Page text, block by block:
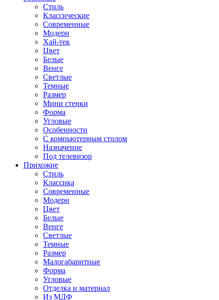
Стиль
Классические
Современные
Модерн
Хай-тек
Цвет
Белые
Венге
Светлые
Темные
Размер
Мини стенки
Форма
Угловые
Особенности
С компьютерным столом
Назначение
Под телевизор
Прихожие
Стиль
Классика
Современные
Модерн
Цвет
Белые
Венге
Светлые
Темные
Размер
Малогабаритные
Форма
Угловые
Отделка и материал
Из МДФ